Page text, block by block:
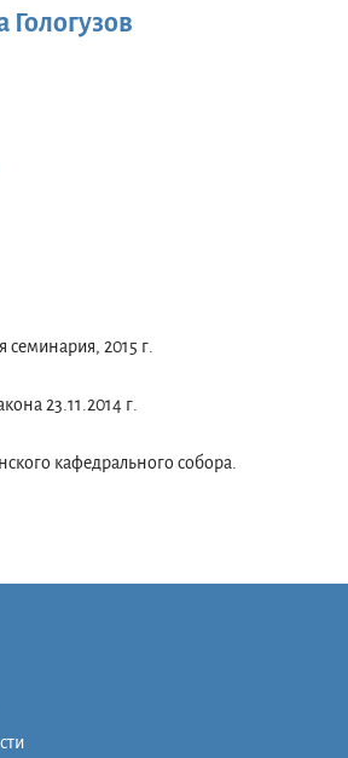
семинария, 2015 г.
23.11.2014 г.
кафедрального собора.